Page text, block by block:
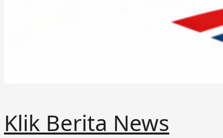
Klik Berita News